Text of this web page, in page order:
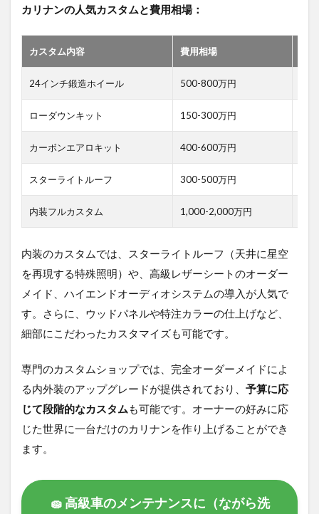
カリナンの人気カスタムと費用相場：
カスタム内容 費用相場
24インチ鍛造ホイール 500-800万円
ローダウンキット 150-300万円
カーボンエアロキット 400-600万円
スターライトルーフ 300-500万円
内装フルカスタム 1,000-2,000万円
内装のカスタムでは、スターライトルーフ（天井に星空
を再現する特殊照明）や、高級レザーシートのオーダー
メイド、ハイエンドオーディオシステムの導入が人気で
す。さらに、ウッドパネルや特注カラーの仕上げなど、
細部にこだわったカスタマイズも可能です。
専門のカスタムショップでは、完全オーダーメイドによ
る内外装のアップグレードが提供されており、 予算に応
じて段階的なカスタムも可能です。オーナーの好みに応
じた世界に一台だけのカリナンを作り上げることができ
ます。
🧽 高級車のメンテナンスに（ながら洗